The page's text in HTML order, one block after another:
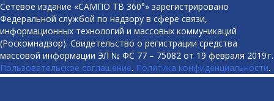
Сетевое издание «САМПО ТВ 360°» зарегистрировано
Федеральной службой по надзору в сфере связи,
информационных технологий и массовых коммуникаций
(Роскомнадзор). Свидетельство о регистрации средства
массовой информации ЭЛ № ФС 77 – 75082 от 19 февраля 2019 г.
Пользовательское соглашение. Политика конфиденциальности.